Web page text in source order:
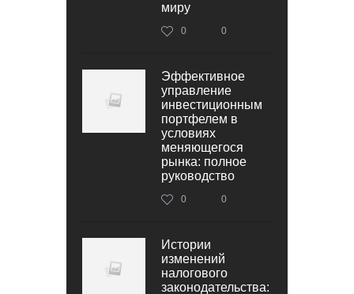
миру
0 0
Эффективное
управление
инвестиционным
портфелем в
условиях
меняющегося
рынка: полное
руководство
0 0
Истории
изменений
налогового
законодательства: